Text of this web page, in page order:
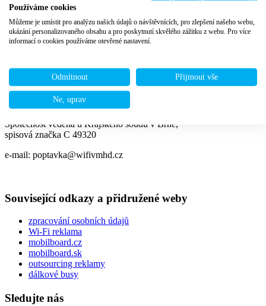
Kontakt
MOBILBOARD s.r.o.
Korespondenční adresa:
BUSINESS PARK IN
nám. T.G. Masaryka 1280, 760 01 Zlín
Společnost vedena u Krajského soudu v Brně,
spisová značka C 49320
e-mail: poptavka@wifivmhd.cz
Související odkazy a přidružené weby
zpracování osobních údajů
Wi-Fi reklama
mobilboard.cz
mobilboard.sk
outsourcing reklamy
dálkové busy
Sledujte nás
Používáme cookies
Můžeme je umístit pro analýzu našich údajů o návštěvnících, pro zlepšení našeho webu,
ukázání personalizovaného obsahu a pro poskytnutí skvělého zážitku z webu. Pro více
informací o cookies používáme otevřené nastavení.
Odmítnout Přijmout vše
Ne, uprav